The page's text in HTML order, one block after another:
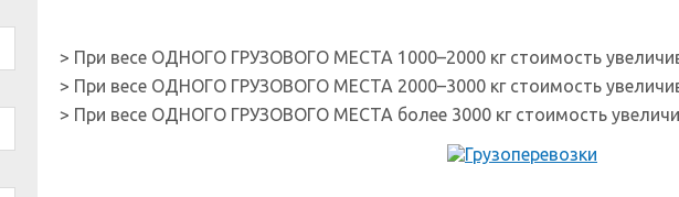
> При весе ОДНОГО ГРУЗОВОГО МЕСТА 1000–2000 кг стоимость
> При весе ОДНОГО ГРУЗОВОГО МЕСТА 2000–3000 кг стоимость
> При весе ОДНОГО ГРУЗОВОГО МЕСТА более 3000 кг стоимость